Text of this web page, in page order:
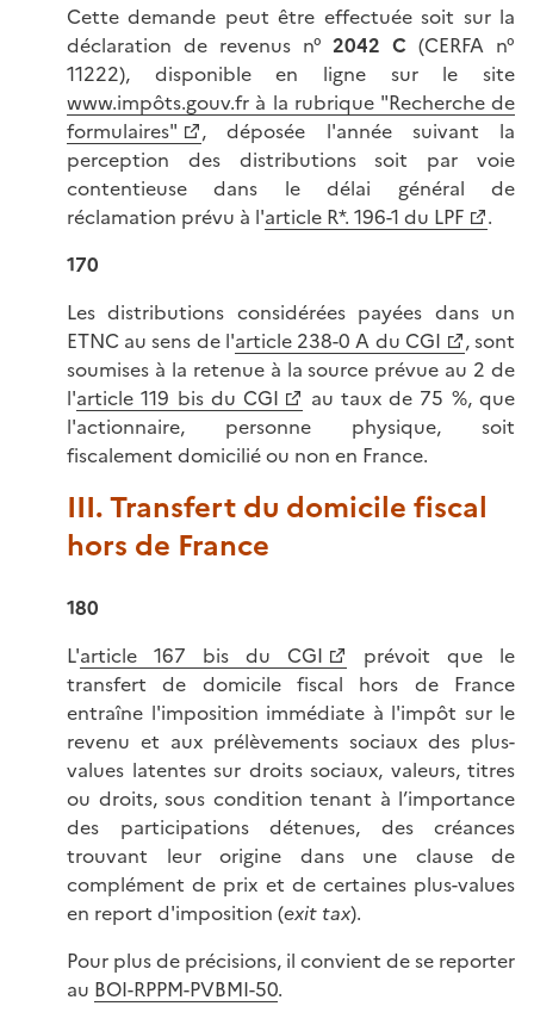
Cette demande peut être effectuée soit sur la
déclaration de revenus n°2042 C(CERFA n°
11222), disponible en ligne sur le site
www.impôts.gouv.fr à la rubrique "Recherche de
formulaires"
, déposée l'année suivant la
perception des distributions soit par voie
contentieuse dans le délai général de
réclamation prévu à l'article R*. 196-1 du LPF
.
170
Les distributions considérées payées dans un
ETNC au sens de l'article 238-0 A du CGI
, sont
soumises à la retenue à la source prévue au 2 de
l'article 119 bis du CGI
au taux de 75 %, que
l'actionnaire, personne physique, soit
fiscalement domicilié ou non en France.
III. Transfert du domicile fiscal
hors de France
180
L'article 167 bis du CGI
prévoit que le
transfert de domicile fiscal hors de France
entraîne l'imposition immédiate à l'impôt sur le
revenu et aux prélèvements sociaux des plus-
values latentes sur droits sociaux, valeurs, titres
ou droits, sous condition tenant à l’importance
des participations détenues, des créances
trouvant leur origine dans une clause de
complément de prix et de certaines plus-values
en report d'imposition (exit tax).
Pour plus de précisions, il convient de se reporter
au BOI-RPPM-PVBMI-50.